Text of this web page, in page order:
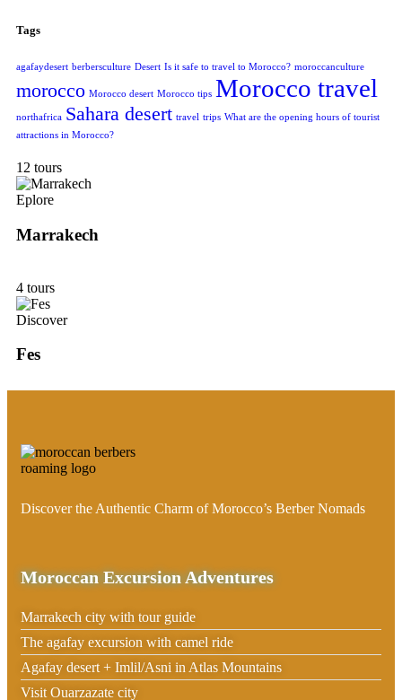
Tags
agafaydesert berbersculture Desert Is it safe to travel to Morocco? moroccanculture
morocco Morocco desert Morocco tips Morocco travel
northafrica Sahara desert travel trips What are the opening hours of tourist
attractions in Morocco?
12 tours
Eplore
Marrakech
4 tours
Discover
Fes
Discover the Authentic Charm of Morocco’s Berber Nomads
Moroccan Excursion Adventures
Marrakech city with tour guide
The agafay excursion with camel ride
Agafay desert + Imlil/Asni in Atlas Mountains
Visit Ouarzazate city